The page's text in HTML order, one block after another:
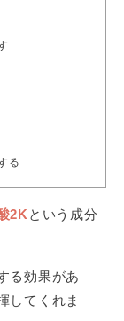
る
2K という成分
る効果があ
してくれま